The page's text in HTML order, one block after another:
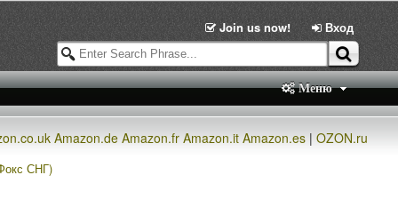
Join us now! Вход
Меню
Amazon.de Amazon.fr Amazon.it Amazon.es |OZON.ru
СНГ)